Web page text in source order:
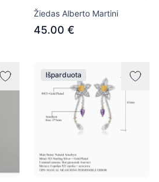
Žiedas Alberto Martini
45.00 €
Išparduota